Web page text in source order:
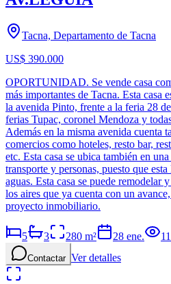
Tacna, Departamento de Tacna
US$ 390.000
OPORTUNIDAD. Se vende casa
más importantes de Tacna. Esta casa
la avenida Pinto, frente a la feria 28
ferias Tupac, coronel Mendoza y
Además en la misma avenida cuenta
comercios como hoteles, resto bar,
etc. Esta casa se ubica también en
transporte y personas, puesto que
aguas. Esta casa se puede remodelar
los aires que ya cuenta con un
proyecto inmobiliario.
5 3 280 m² 28 ene.
Contactar Ver detalles